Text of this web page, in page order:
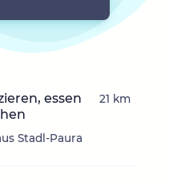
essen
Stadl-Paura
21 km